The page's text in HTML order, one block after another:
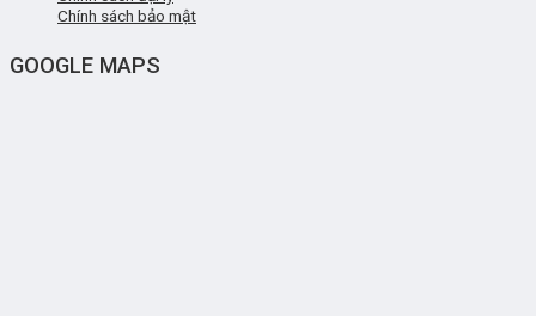
Chính sách bảo mật
GOOGLE MAPS